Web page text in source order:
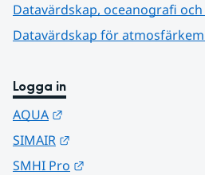
Datavärdskap, oceanografi
Datavärdskap för
Logga in
AQUA
SIMAIR
SMHI Pro